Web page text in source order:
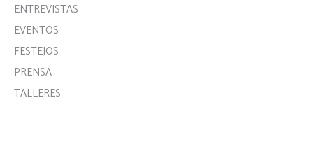
ENTREVISTAS
EVENTOS
FESTEJOS
PRENSA
TALLERES